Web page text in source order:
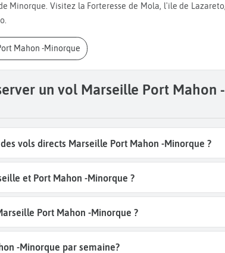
Mahon -Minorque
un vol Marseille Port Mahon -
vols directs Marseille Port Mahon -Minorque ?
et Port Mahon -Minorque ?
Port Mahon -Minorque ?
-Minorque par semaine?